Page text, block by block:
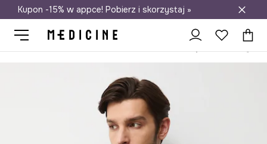
Darmowa dostawa do salonów
Kupon -15% w appce! Pobierz i skorzystaj »